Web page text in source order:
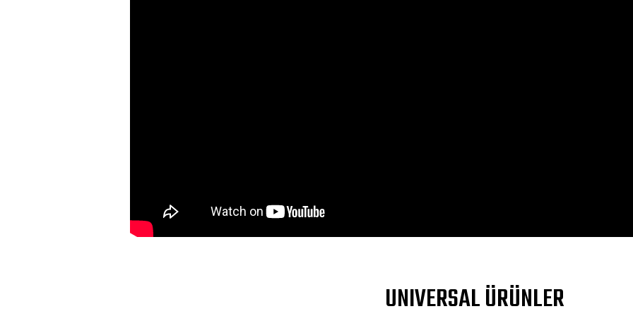
Bu ürüne ilk yorumu siz yapın!
Bu ürünün fiyat bilgisi, resim, ürün açıklamalarında ve diğer konularda yetersiz gördüğünüz noktaları öneri formunu kullanarak tarafımıza
UNIVERSAL ÜRÜNLER